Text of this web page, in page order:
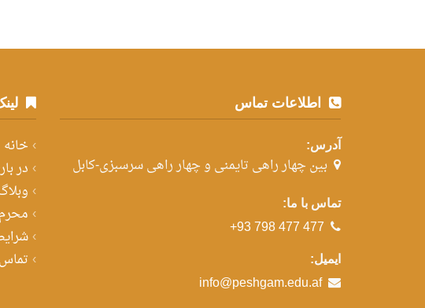
اطلاعات تماس
آدرس:
بین چهار راهی تایمنی و چهار راهی سرسبزی-کابل
تماس با ما:
+93 798 477 477
ایمیل:
info@peshgam.edu.af
خانه
در
محرم